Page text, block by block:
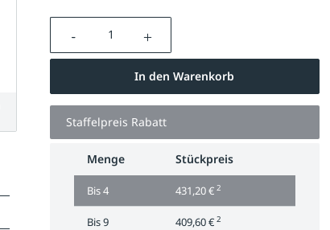
Produkt Anzahl: Gib den
In den Warenkorb
Staffelpreis Rabatt
Menge Stückpreis
Bis4 431,20 € 2
Bis9 409,60 € 2